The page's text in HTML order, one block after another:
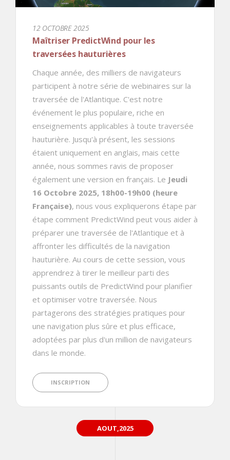
12 OCTOBRE 2025
Maîtriser PredictWind pour les
traversées hauturières
Chaque année, des milliers de navigateurs
participent à notre série de webinaires sur la
traversée de l'Atlantique. C'est notre
événement le plus populaire, riche en
enseignements applicables à toute traversée
hauturière. Jusqu'à présent, les sessions
étaient uniquement en anglais, mais cette
année, nous sommes ravis de proposer
également une version en français. Le Jeudi
16 Octobre 2025, 18h00-19h00 (heure
Française), nous vous expliquerons étape par
étape comment PredictWind peut vous aider à
préparer une traversée de l'Atlantique et à
affronter les difficultés de la navigation
hauturière. Au cours de cette session, vous
apprendrez à tirer le meilleur parti des
puissants outils de PredictWind pour planifier
et optimiser votre traversée. Nous
partagerons des stratégies pratiques pour
une navigation plus sûre et plus efficace,
adoptées par plus d'un million de navigateurs
dans le monde.
INSCRIPTION
AOUT,2025